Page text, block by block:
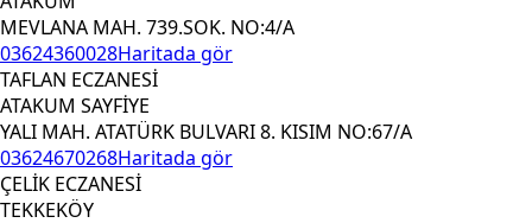
MEVLANA MAH. 739.SOK. NO:4/A
03624360028Haritada gör
TAFLAN ECZANESİ
ATAKUM SAYFİYE
YALI MAH. ATATÜRK BULVARI 8. KISIM NO:67/A
03624670268Haritada gör
ÇELİK ECZANESİ
TEKKEKÖY